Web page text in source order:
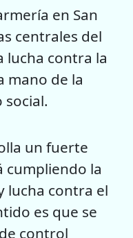
en San
centrales del
lucha contra la
mano de la
un fuerte
cumpliendo la
lucha contra el
es que se
control